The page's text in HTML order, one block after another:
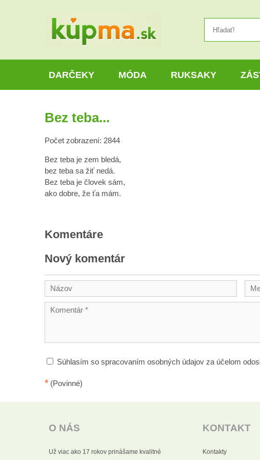
DARČEKY MÓDA RUKSAKY
Bez teba...
Počet zobrazení: 2844
Bez teba je zem bledá,
bez teba sa žiť nedá.
Bez teba je človek sám,
ako dobre, že ťa mám.
Komentáre
Nový komentár
Súhlasím so spracovaním osobných údajov za účelom
* (Povinné)
O NÁS
Už viac ako 17 rokov prinášame kvalitné
KONTAKT
Kontakty